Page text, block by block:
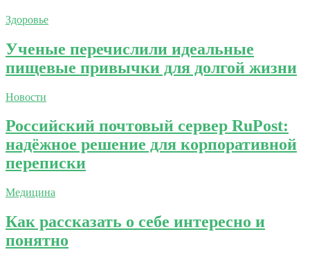
Здоровье
Ученые перечислили идеальные
пищевые привычки для долгой жизни
Новости
Российский почтовый сервер RuPost:
надёжное решение для корпоративной
переписки
Медицина
Как рассказать о себе интересно и
понятно